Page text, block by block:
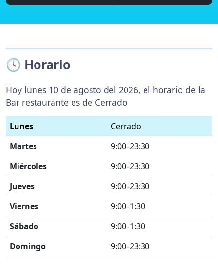
🕓 Horario
Hoy lunes 10 de agosto del 2026, el horario de la
Bar restaurante es de Cerrado
Lunes
Cerrado
Martes
9:00–23:30
Miércoles
9:00–23:30
Jueves
9:00–23:30
Viernes
9:00–1:30
Sábado
9:00–1:30
Domingo
9:00–23:30